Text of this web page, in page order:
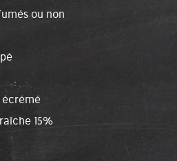
ou non
écrémé
15%